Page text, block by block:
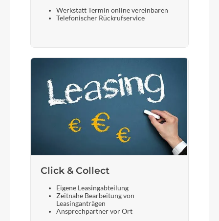
Werkstatt Termin online vereinbaren
Telefonischer Rückrufservice
Click & Collect
Eigene Leasingabteilung
Zeitnahe Bearbeitung von
Leasinganträgen
Ansprechpartner vor Ort